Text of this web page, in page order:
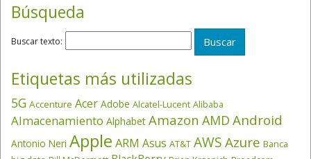
Búsqueda
Buscar texto:
Etiquetas más utilizadas
5G Accenture Acer Adobe Alcatel-Lucent Alibaba
Almacenamiento Alphabet Amazon AMD Android
Antonio Neri Apple ARM Asus AT&T AWSAzure Banca